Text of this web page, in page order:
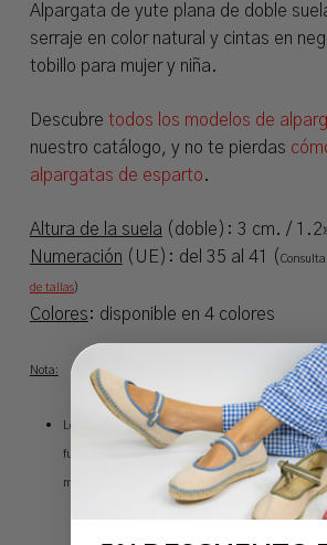
Alpargata de yute plana de doble
serraje en color natural y cintas en
tobillo para mujer y niña.
Descubre todos los modelos de
nuestro catálogo, y no te pierdas
alpargatas de esparto.
Altura de la suela (doble): 3 cm. /
Numeración (UE): del 35 al 41 (
de tallas)
Colores: disponible en 4 colores
Nota:
Los colores pueden sufrir variaciones de
función del fabricante así como de los ajustes
monitor.